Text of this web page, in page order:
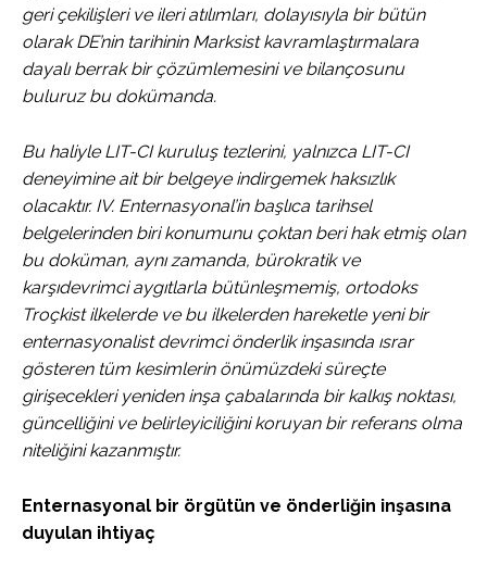
geri çekilişleri ve ileri atılımları, dolayısıyla bir bütün
olarak DE’nin tarihinin Marksist kavramlaştırmalara
dayalı berrak bir çözümlemesini ve bilançosunu
buluruz bu dokümanda.
Bu haliyle LIT-CI kuruluş tezlerini, yalnızca LIT-CI
deneyimine ait bir belgeye indirgemek haksızlık
olacaktır. IV. Enternasyonal’in başlıca tarihsel
belgelerinden biri konumunu çoktan beri hak etmiş olan
bu doküman, aynı zamanda, bürokratik ve
karşıdevrimci aygıtlarla bütünleşmemiş, ortodoks
Troçkist ilkelerde ve bu ilkelerden hareketle yeni bir
enternasyonalist devrimci önderlik inşasında ısrar
gösteren tüm kesimlerin önümüzdeki süreçte
girişecekleri yeniden inşa çabalarında bir kalkış noktası,
güncelliğini ve belirleyiciliğini koruyan bir referans olma
niteliğini kazanmıştır.
Enternasyonal bir örgütün ve önderliğin inşasına
duyulan ihtiyaç